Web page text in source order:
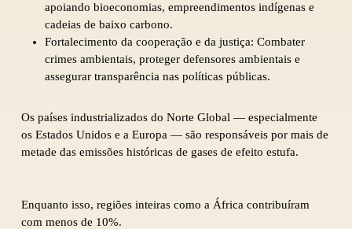
apoiando bioeconomias, empreendimentos indígenas e
cadeias de baixo carbono.
Fortalecimento da cooperação e da justiça: Combater
crimes ambientais, proteger defensores ambientais e
assegurar transparência nas políticas públicas.
Os países industrializados do Norte Global — especialmente
os Estados Unidos e a Europa — são responsáveis por mais de
metade das emissões históricas de gases de efeito estufa.
Enquanto isso, regiões inteiras como a África contribuíram
com menos de 10%.